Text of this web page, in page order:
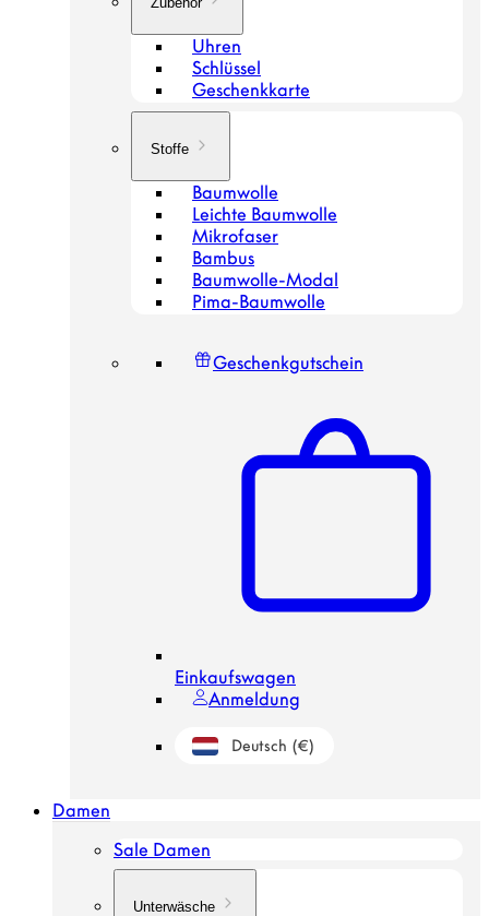
Uhren
Schlüssel
Geschenkkarte
Stoffe
Baumwolle
Leichte Baumwolle
Mikrofaser
Bambus
Baumwolle-Modal
Pima-Baumwolle
Geschenkgutschein
Einkaufswagen
Anmeldung
Geolokalisierungsschaltfläche:
Deutsch (€)
Damen
Sale Damen
Unterwäsche